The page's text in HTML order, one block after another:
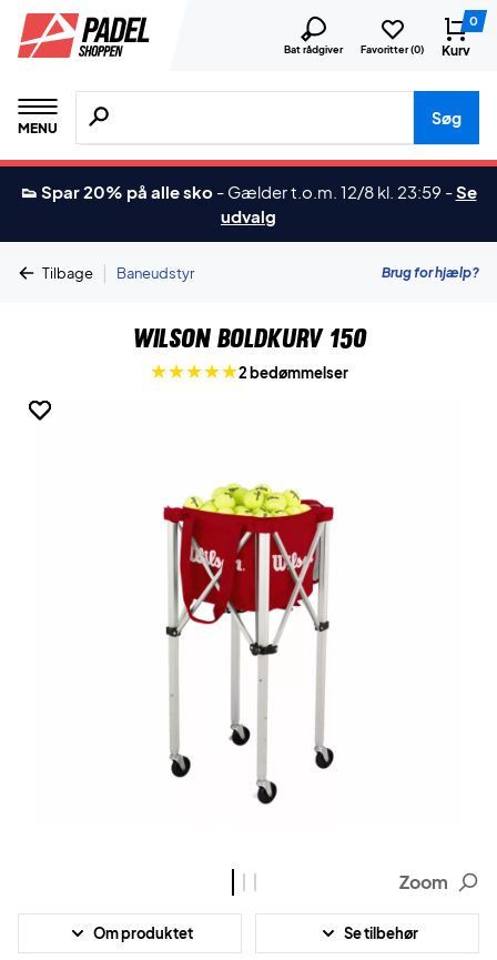
Bat rådgiver Favoritter (0)
0
Kurv
MENU
Søg efter produkter, mærker etc.
Søg
👟 Spar 20% på alle sko - Gælder t.o.m. 12/8 kl. 23:59 -Se
udvalg
Tilbage | Baneudstyr Brug for hjælp?
Wilson Boldkurv 150
2 bedømmelser
Zoom
Om produktet Se tilbehør